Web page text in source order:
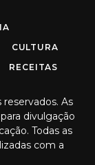
CULTURA
RECEITAS
As
divulgação
Todas as
com a